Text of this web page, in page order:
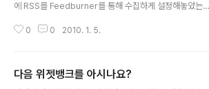
에 RSS를 Feedburner를 통해 수집하게 설정해놓았는
고 있었습니다. 자꾸 403에러가 나타나는것이었습니다.
았으나 해결방안은 찾지 못했습니다.ㅠㅠ Feedburner측
0 0 2010. 1. 5.
다음 위젯뱅크를 아시나요?